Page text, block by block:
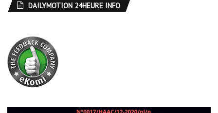
DAILYMOTION 24HEURE INFO